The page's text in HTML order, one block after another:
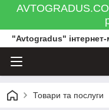
"Avtogradus" інтернет-
Товари та послуги